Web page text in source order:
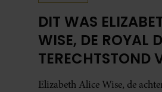
DIT WAS
WISE, DE ROYAL
TERECHTSTOND
DOOD VAN HAAR
Elizabeth Alice Wise, de